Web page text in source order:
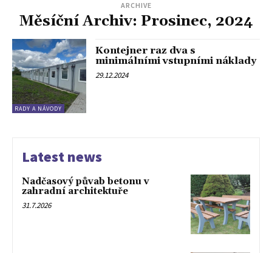
ARCHIVE
Měsíční Archiv: Prosinec, 2024
RADY A NÁVODY
Kontejner raz dva s
minimálními vstupními náklady
29.12.2024
Latest news
Nadčasový půvab betonu v
zahradní architektuře
31.7.2026